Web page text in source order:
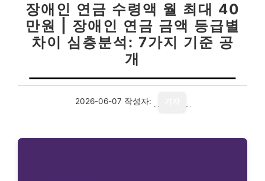
장애인 연금 수령액 월 최대 40
만원 | 장애인 연금 금액 등급별
차이 심층분석: 7가지 기준 공
개
2026-06-07 작성자: